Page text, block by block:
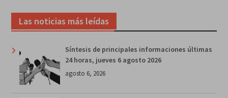
Las noticias más leídas
Síntesis de principales informaciones últimas
24 horas, jueves 6 agosto 2026
agosto 6, 2026